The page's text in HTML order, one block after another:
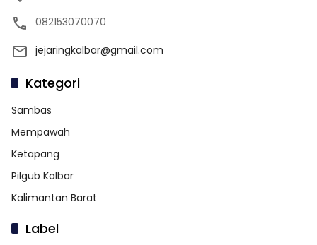
082153070070
jejaringkalbar@gmail.com
Kategori
Sambas
Mempawah
Ketapang
Pilgub Kalbar
Kalimantan Barat
Label